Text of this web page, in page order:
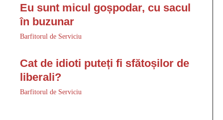
Eu sunt micul goșpodar, cu sacul
în buzunar
Barfitorul de Serviciu
Cat de idioti puteți fi sfătoșilor de
liberali?
Barfitorul de Serviciu